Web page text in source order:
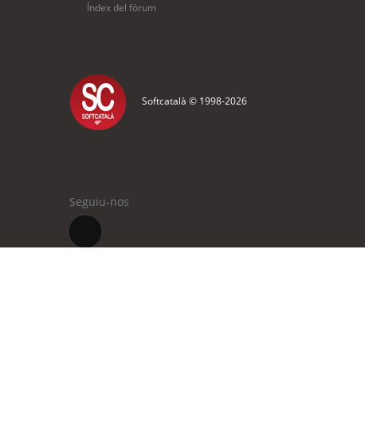
Índex del fòrum
Softcatalà © 1998-2026
Seguiu-nos